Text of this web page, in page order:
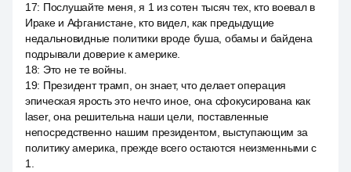
17: Послушайте меня, я 1 из сотен тысяч тех, кто воевал в
Ираке и Афганистане, кто видел, как предыдущие
недальновидные политики вроде буша, обамы и байдена
подрывали доверие к америке.
18: Это не те войны.
19: Президент трамп, он знает, что делает операция
эпическая ярость это нечто иное, она сфокусирована как
laser, она решительна наши цели, поставленные
непосредственно нашим президентом, выступающим за
политику америка, прежде всего остаются неизменными с
1.